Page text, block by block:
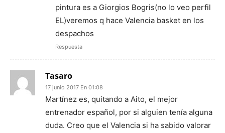
pintura es a Giorgios Bogris(no lo veo perfil
EL)veremos q hace Valencia basket en los
despachos
Respuesta
Tasaro
17 junio 2017 En 01:08
Martínez es, quitando a Aito, el mejor
entrenador español, por si alguien tenía alguna
duda. Creo que el Valencia si ha sabido valorar